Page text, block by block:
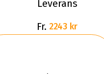
Leverans
Fr. 2243 kr